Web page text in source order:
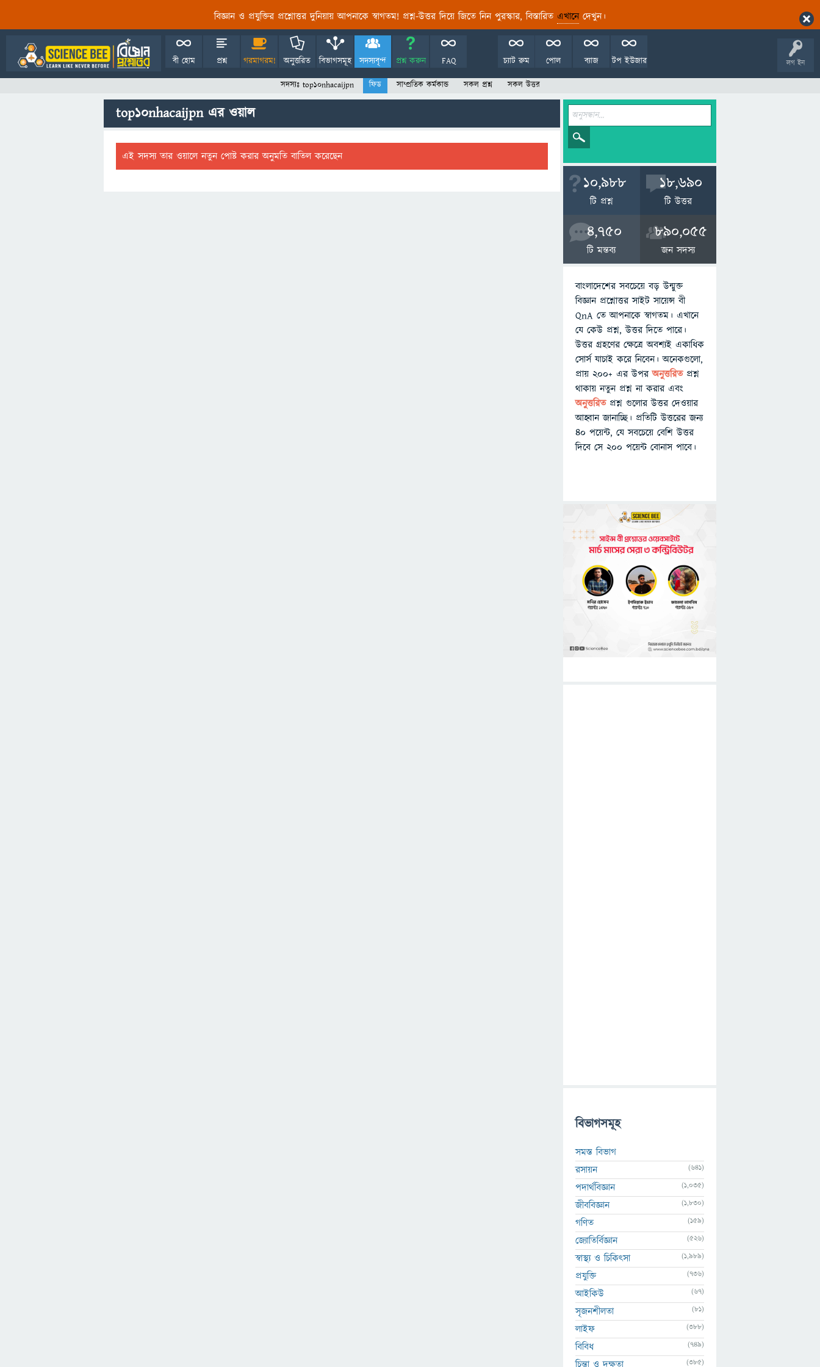
বিজ্ঞান ও প্রযুক্তির প্রশ্নোত্তর দুনিয়ায় আপনাকে স্বাগতম! প্রশ্ন-উত্তর দিয়ে জিতে নিন পুরস্কার, বিস্তারিত এখানেদেখুন।
লগ ইন
বী হোম প্রশ্ন গরমাগরম! অনুত্তরিত বিভাগসমূহ সদস্যবৃন্দ প্রশ্ন করুন FAQ টপ ইউজার
ব্যাজ
পোল
চ্যাট রুম
সদস্যঃ top10nhacaijpn ফিড সাম্প্রতিক কর্মকান্ড সকল প্রশ্ন সকল উত্তর
top10nhacaijpn এর ওয়াল
এই সদস্য তার ওয়ালে নতুন পোষ্ট করার অনুমতি বাতিল করেছেন
10,988
টি প্রশ্ন
18,690
টি উত্তর
4,750
টি মন্তব্য
890,055
জন সদস্য
বাংলাদেশের সবচেয়ে বড় উন্মুক্ত
বিজ্ঞান প্রশ্নোত্তর সাইট সায়েন্স বী
QnA তে আপনাকে স্বাগতম। এখানে
যে কেউ প্রশ্ন, উত্তর দিতে পারে।
উত্তর গ্রহণের ক্ষেত্রে অবশ্যই একাধিক
সোর্স যাচাই করে নিবেন। অনেকগুলো,
প্রায় ২০০+ এর উপরঅনুত্তরিতপ্রশ্ন
থাকায় নতুন প্রশ্ন না করার এবং
অনুত্তরিত প্রশ্ন গুলোর উত্তর দেওয়ার
আহ্বান জানাচ্ছি। প্রতিটি উত্তরের জন্য
৪০ পয়েন্ট, যে সবচেয়ে বেশি উত্তর
দিবে সে ২০০ পয়েন্ট বোনাস পাবে।
বিভাগসমূহ
সমস্ত বিভাগ
রসায়ন
(641)
পদার্থবিজ্ঞান (1,035)
জীববিজ্ঞান (1,830)
গণিত (159)
জ্যোতির্বিজ্ঞান (526)
স্বাস্থ্য ও চিকিৎসা (1,989)
প্রযুক্তি (736)
আইকিউ (67)
সৃজনশীলতা (81)
লাইফ (388)
বিবিধ (749)
চিন্তা ও দক্ষতা (385)